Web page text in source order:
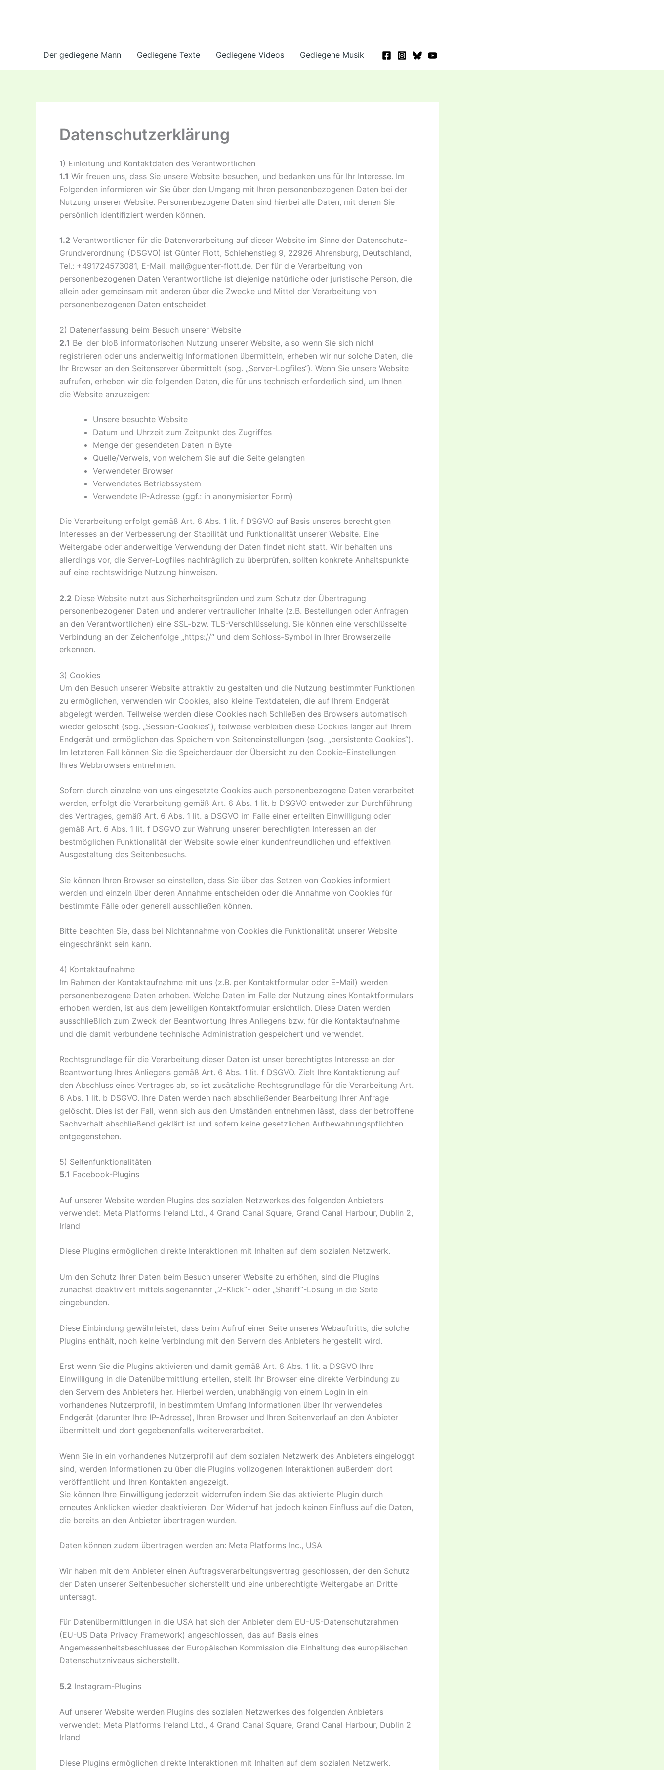
Der gediegene Mann Gediegene Texte Gediegene Videos Gediegene Musik
Datenschutzerklärung
1) Einleitung und Kontaktdaten des Verantwortlichen
1.1 Wir freuen uns, dass Sie unsere Website besuchen, und bedanken uns für Ihr Interesse. Im
Folgenden informieren wir Sie über den Umgang mit Ihren personenbezogenen Daten bei der
Nutzung unserer Website. Personenbezogene Daten sind hierbei alle Daten, mit denen Sie
persönlich identifiziert werden können.
1.2 Verantwortlicher für die Datenverarbeitung auf dieser Website im Sinne der Datenschutz-
Grundverordnung (DSGVO) ist Günter Flott, Schlehenstieg 9, 22926 Ahrensburg, Deutschland,
Tel.: +491724573081, E-Mail: mail@guenter-flott.de. Der für die Verarbeitung von
personenbezogenen Daten Verantwortliche ist diejenige natürliche oder juristische Person, die
allein oder gemeinsam mit anderen über die Zwecke und Mittel der Verarbeitung von
personenbezogenen Daten entscheidet.
2) Datenerfassung beim Besuch unserer Website
2.1 Bei der bloß informatorischen Nutzung unserer Website, also wenn Sie sich nicht
registrieren oder uns anderweitig Informationen übermitteln, erheben wir nur solche Daten, die
Ihr Browser an den Seitenserver übermittelt (sog. „Server-Logfiles“). Wenn Sie unsere Website
aufrufen, erheben wir die folgenden Daten, die für uns technisch erforderlich sind, um Ihnen
die Website anzuzeigen:
Unsere besuchte Website
Datum und Uhrzeit zum Zeitpunkt des Zugriffes
Menge der gesendeten Daten in Byte
Quelle/Verweis, von welchem Sie auf die Seite gelangten
Verwendeter Browser
Verwendetes Betriebssystem
Verwendete IP-Adresse (ggf.: in anonymisierter Form)
Die Verarbeitung erfolgt gemäß Art. 6 Abs. 1 lit. f DSGVO auf Basis unseres berechtigten
Interesses an der Verbesserung der Stabilität und Funktionalität unserer Website. Eine
Weitergabe oder anderweitige Verwendung der Daten findet nicht statt. Wir behalten uns
allerdings vor, die Server-Logfiles nachträglich zu überprüfen, sollten konkrete Anhaltspunkte
auf eine rechtswidrige Nutzung hinweisen.
2.2 Diese Website nutzt aus Sicherheitsgründen und zum Schutz der Übertragung
personenbezogener Daten und anderer vertraulicher Inhalte (z.B. Bestellungen oder Anfragen
an den Verantwortlichen) eine SSL-bzw. TLS-Verschlüsselung. Sie können eine verschlüsselte
Verbindung an der Zeichenfolge „https://“ und dem Schloss-Symbol in Ihrer Browserzeile
erkennen.
3) Cookies
Um den Besuch unserer Website attraktiv zu gestalten und die Nutzung bestimmter Funktionen
zu ermöglichen, verwenden wir Cookies, also kleine Textdateien, die auf Ihrem Endgerät
abgelegt werden. Teilweise werden diese Cookies nach Schließen des Browsers automatisch
wieder gelöscht (sog. „Session-Cookies“), teilweise verbleiben diese Cookies länger auf Ihrem
Endgerät und ermöglichen das Speichern von Seiteneinstellungen (sog. „persistente Cookies“).
Im letzteren Fall können Sie die Speicherdauer der Übersicht zu den Cookie-Einstellungen
Ihres Webbrowsers entnehmen.
Sofern durch einzelne von uns eingesetzte Cookies auch personenbezogene Daten verarbeitet
werden, erfolgt die Verarbeitung gemäß Art. 6 Abs. 1 lit. b DSGVO entweder zur Durchführung
des Vertrages, gemäß Art. 6 Abs. 1 lit. a DSGVO im Falle einer erteilten Einwilligung oder
gemäß Art. 6 Abs. 1 lit. f DSGVO zur Wahrung unserer berechtigten Interessen an der
bestmöglichen Funktionalität der Website sowie einer kundenfreundlichen und effektiven
Ausgestaltung des Seitenbesuchs.
Sie können Ihren Browser so einstellen, dass Sie über das Setzen von Cookies informiert
werden und einzeln über deren Annahme entscheiden oder die Annahme von Cookies für
bestimmte Fälle oder generell ausschließen können.
Bitte beachten Sie, dass bei Nichtannahme von Cookies die Funktionalität unserer Website
eingeschränkt sein kann.
4) Kontaktaufnahme
Im Rahmen der Kontaktaufnahme mit uns (z.B. per Kontaktformular oder E-Mail) werden
personenbezogene Daten erhoben. Welche Daten im Falle der Nutzung eines Kontaktformulars
erhoben werden, ist aus dem jeweiligen Kontaktformular ersichtlich. Diese Daten werden
ausschließlich zum Zweck der Beantwortung Ihres Anliegens bzw. für die Kontaktaufnahme
und die damit verbundene technische Administration gespeichert und verwendet.
Rechtsgrundlage für die Verarbeitung dieser Daten ist unser berechtigtes Interesse an der
Beantwortung Ihres Anliegens gemäß Art. 6 Abs. 1 lit. f DSGVO. Zielt Ihre Kontaktierung auf
den Abschluss eines Vertrages ab, so ist zusätzliche Rechtsgrundlage für die Verarbeitung Art.
6 Abs. 1 lit. b DSGVO. Ihre Daten werden nach abschließender Bearbeitung Ihrer Anfrage
gelöscht. Dies ist der Fall, wenn sich aus den Umständen entnehmen lässt, dass der betroffene
Sachverhalt abschließend geklärt ist und sofern keine gesetzlichen Aufbewahrungspflichten
entgegenstehen.
5) Seitenfunktionalitäten
5.1 Facebook-Plugins
Auf unserer Website werden Plugins des sozialen Netzwerkes des folgenden Anbieters
verwendet: Meta Platforms Ireland Ltd., 4 Grand Canal Square, Grand Canal Harbour, Dublin 2,
Irland
Diese Plugins ermöglichen direkte Interaktionen mit Inhalten auf dem sozialen Netzwerk.
Um den Schutz Ihrer Daten beim Besuch unserer Website zu erhöhen, sind die Plugins
zunächst deaktiviert mittels sogenannter „2-Klick“- oder „Shariff“-Lösung in die Seite
eingebunden.
Diese Einbindung gewährleistet, dass beim Aufruf einer Seite unseres Webauftritts, die solche
Plugins enthält, noch keine Verbindung mit den Servern des Anbieters hergestellt wird.
Erst wenn Sie die Plugins aktivieren und damit gemäß Art. 6 Abs. 1 lit. a DSGVO Ihre
Einwilligung in die Datenübermittlung erteilen, stellt Ihr Browser eine direkte Verbindung zu
den Servern des Anbieters her. Hierbei werden, unabhängig von einem Login in ein
vorhandenes Nutzerprofil, in bestimmtem Umfang Informationen über Ihr verwendetes
Endgerät (darunter Ihre IP-Adresse), Ihren Browser und Ihren Seitenverlauf an den Anbieter
übermittelt und dort gegebenenfalls weiterverarbeitet.
Wenn Sie in ein vorhandenes Nutzerprofil auf dem sozialen Netzwerk des Anbieters eingeloggt
sind, werden Informationen zu über die Plugins vollzogenen Interaktionen außerdem dort
veröffentlicht und Ihren Kontakten angezeigt.
Sie können Ihre Einwilligung jederzeit widerrufen indem Sie das aktivierte Plugin durch
erneutes Anklicken wieder deaktivieren. Der Widerruf hat jedoch keinen Einfluss auf die Daten,
die bereits an den Anbieter übertragen wurden.
Daten können zudem übertragen werden an: Meta Platforms Inc., USA
Wir haben mit dem Anbieter einen Auftragsverarbeitungsvertrag geschlossen, der den Schutz
der Daten unserer Seitenbesucher sicherstellt und eine unberechtigte Weitergabe an Dritte
untersagt.
Für Datenübermittlungen in die USA hat sich der Anbieter dem EU-US-Datenschutzrahmen
(EU-US Data Privacy Framework) angeschlossen, das auf Basis eines
Angemessenheitsbeschlusses der Europäischen Kommission die Einhaltung des europäischen
Datenschutzniveaus sicherstellt.
5.2 Instagram-Plugins
Auf unserer Website werden Plugins des sozialen Netzwerkes des folgenden Anbieters
verwendet: Meta Platforms Ireland Ltd., 4 Grand Canal Square, Grand Canal Harbour, Dublin 2
Irland
Diese Plugins ermöglichen direkte Interaktionen mit Inhalten auf dem sozialen Netzwerk.